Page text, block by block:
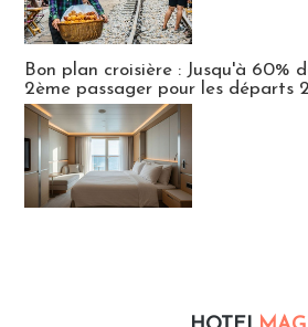
Bon plan croisière : Jusqu'à 60%
2ème passager pour les départs